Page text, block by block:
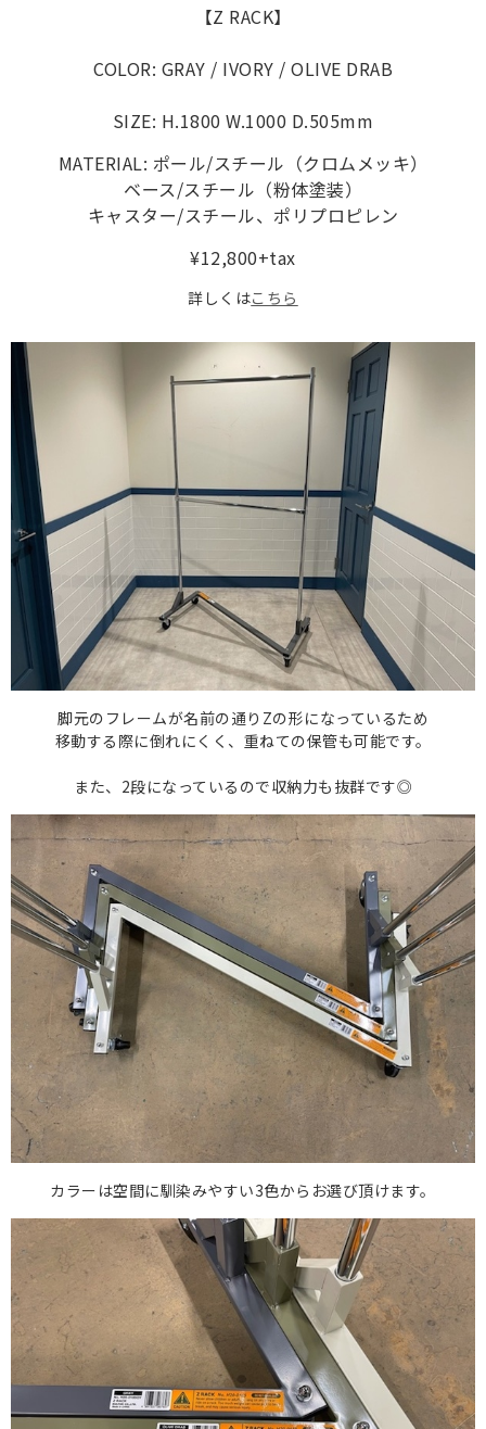
【Z RACK】
COLOR: GRAY / IVORY / OLIVE DRAB
SIZE: H.1800 W.1000 D.505mm
MATERIAL: ポール/スチール（クロムメッキ）
ベース/スチール（粉体塗装）
キャスター/スチール、ポリプロピレン
¥12,800+tax
詳しくはこちら
脚元のフレームが名前の通りZの形になっているため
移動する際に倒れにくく、重ねての保管も可能です。
また、2段になっているので収納力も抜群です◎
カラーは空間に馴染みやすい3色からお選び頂けます。